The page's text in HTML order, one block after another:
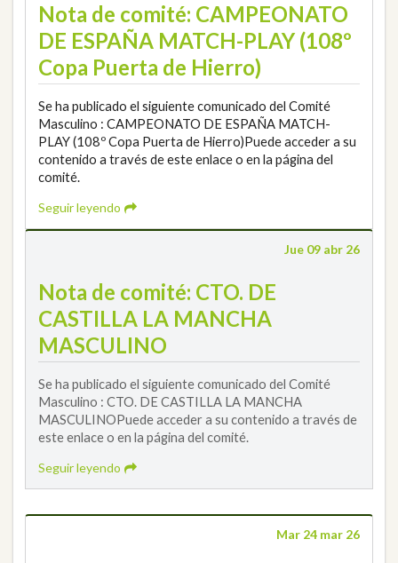
Nota de comité: CAMPEONATO
DE ESPAÑA MATCH-PLAY (108º
Copa Puerta de Hierro)
Se ha publicado el siguiente comunicado del Comité
Masculino : CAMPEONATO DE ESPAÑA MATCH-
PLAY (108º Copa Puerta de Hierro)Puede acceder a su
contenido a través de este enlace o en la página del
comité.
Seguir leyendo
Jue 09 abr 26
Nota de comité: CTO. DE
CASTILLA LA MANCHA
MASCULINO
Se ha publicado el siguiente comunicado del Comité
Masculino : CTO. DE CASTILLA LA MANCHA
MASCULINOPuede acceder a su contenido a través de
este enlace o en la página del comité.
Seguir leyendo
Mar 24 mar 26